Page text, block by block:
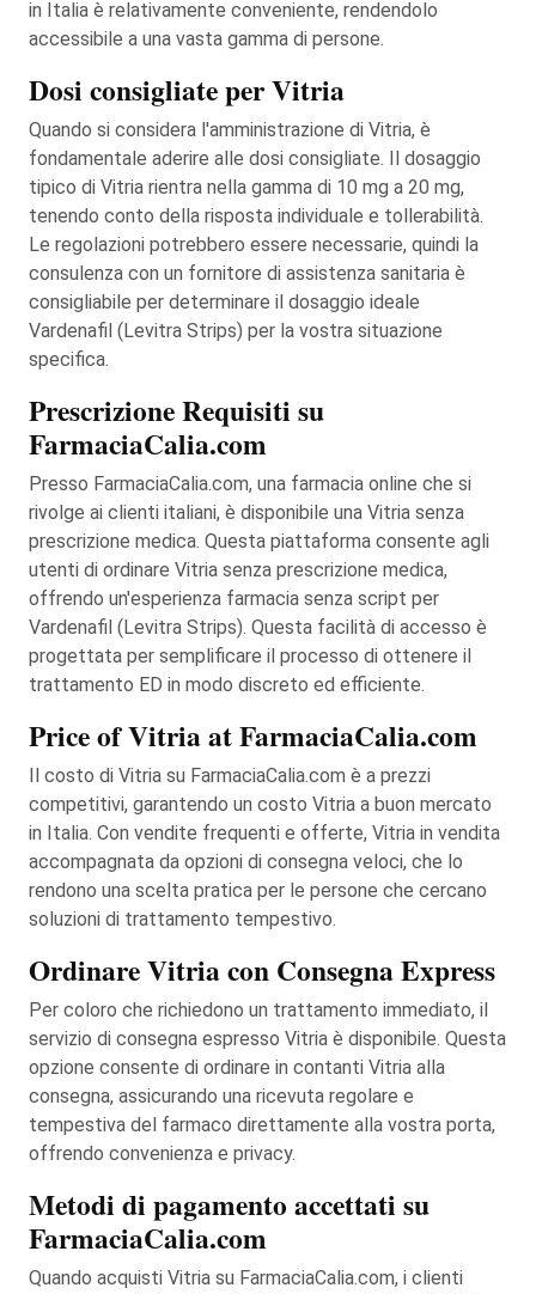
in Italia è relativamente conveniente, rendendolo
accessibile a una vasta gamma di persone.
Dosi consigliate per Vitria
Quando si considera l'amministrazione di Vitria, è
fondamentale aderire alle dosi consigliate. Il dosaggio
tipico di Vitria rientra nella gamma di 10 mg a 20 mg,
tenendo conto della risposta individuale e tollerabilità.
Le regolazioni potrebbero essere necessarie, quindi la
consulenza con un fornitore di assistenza sanitaria è
consigliabile per determinare il dosaggio ideale
Vardenafil (Levitra Strips) per la vostra situazione
specifica.
Prescrizione Requisiti su
FarmaciaCalia.com
Presso FarmaciaCalia.com, una farmacia online che si
rivolge ai clienti italiani, è disponibile una Vitria senza
prescrizione medica. Questa piattaforma consente agli
utenti di ordinare Vitria senza prescrizione medica,
offrendo un'esperienza farmacia senza script per
Vardenafil (Levitra Strips). Questa facilità di accesso è
progettata per semplificare il processo di ottenere il
trattamento ED in modo discreto ed efficiente.
Price of Vitria at FarmaciaCalia.com
Il costo di Vitria su FarmaciaCalia.com è a prezzi
competitivi, garantendo un costo Vitria a buon mercato
in Italia. Con vendite frequenti e offerte, Vitria in vendita
accompagnata da opzioni di consegna veloci, che lo
rendono una scelta pratica per le persone che cercano
soluzioni di trattamento tempestivo.
Ordinare Vitria con Consegna Express
Per coloro che richiedono un trattamento immediato, il
servizio di consegna espresso Vitria è disponibile. Questa
opzione consente di ordinare in contanti Vitria alla
consegna, assicurando una ricevuta regolare e
tempestiva del farmaco direttamente alla vostra porta,
offrendo convenienza e privacy.
Metodi di pagamento accettati su
FarmaciaCalia.com
Quando acquisti Vitria su FarmaciaCalia.com, i clienti